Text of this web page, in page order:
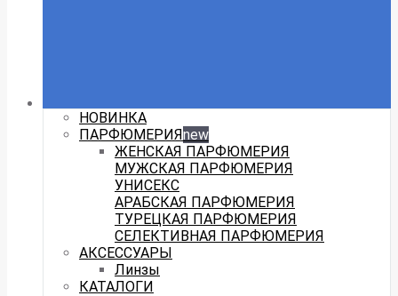
НОВИНКА
ПАРФЮМЕРИЯnew
ЖЕНСКАЯ ПАРФЮМЕРИЯ
МУЖСКАЯ ПАРФЮМЕРИЯ
УНИСЕКС
АРАБСКАЯ ПАРФЮМЕРИЯ
ТУРЕЦКАЯ ПАРФЮМЕРИЯ
СЕЛЕКТИВНАЯ ПАРФЮМЕРИЯ
АКСЕССУАРЫ
Линзы
КАТАЛОГИ